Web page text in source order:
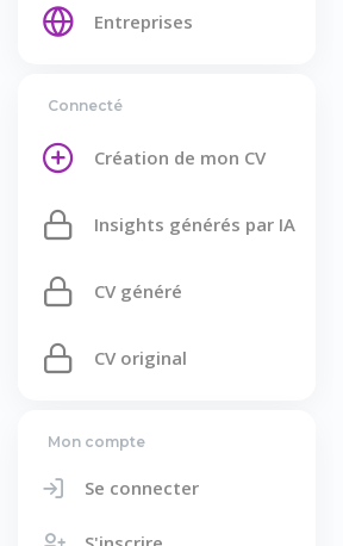
Entreprises
Connecté
Création de mon CV
Insights générés par IA
CV généré
CV original
Mon compte
Se connecter